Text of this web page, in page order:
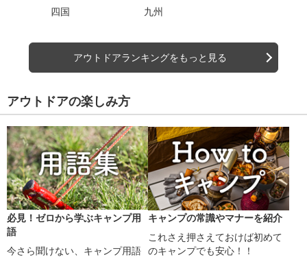
四国
九州
アウトドアランキングをもっと見る
アウトドアの楽しみ方
必見！ゼロから学ぶキャンプ用
語
今さら聞けない、キャンプ用語
キャンプの常識やマナーを紹介
これさえ押さえておけば初めて
のキャンプでも安心！！